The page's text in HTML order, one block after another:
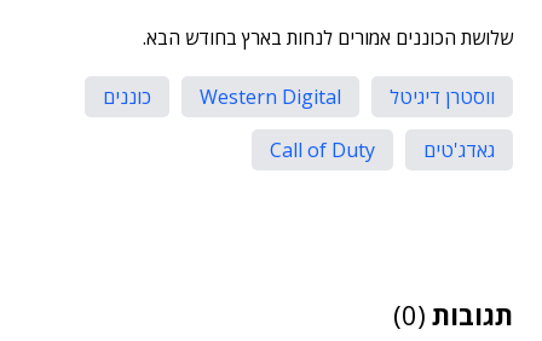
שלושת הכוננים אמורים לנחות בארץ בחודש הבא.
ווסטרן דיגיטל Western Digital
כוננים
גאדג'טים
Call of Duty
תגובות (0)